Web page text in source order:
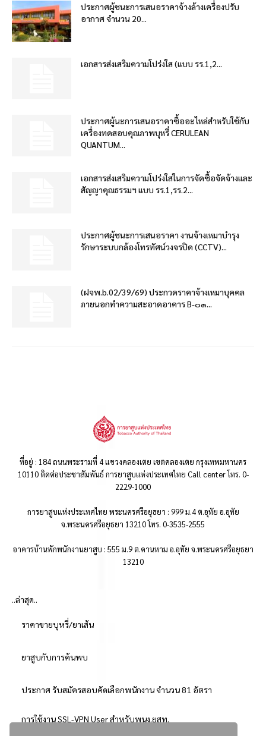
ประกาศผู้ชนะการเสนอราคาจ้างล้างเครื่องปรับ
อากาศ จำนวน 20...
เอกสารส่งเสริมความโปร่งใส (แบบ รร.1,2...
ประกาศผู้นะการเสนอราคาซื้ออะไหล่สำหรับใช้กับ
เครื่องทดสอบคุณภาพบุหรี่ CERULEAN
QUANTUM...
เอกสารส่งเสริมความโปร่งใสในการจัดซื้อจัดจ้างและ
สัญญาคุณธรรมฯ แบบ รร.1,รร.2...
ประกาศผู้ชนะการเสนอราคา งานจ้างเหมาบำรุง
รักษาระบบกล้องโทรทัศน์วงจรปิด (CCTV)...
(ฝจพ.b.02/39/69) ประกวดราคาจ้างเหมาบุคคล
ภายนอกทำความสะอาดอาคาร B-๐๑...
ที่อยู่ : 184 ถนนพระรามที่ 4 แขวงคลองเตย เขตคลองเตย กรุงเทพมหานคร
10110 ติดต่อประชาสัมพันธ์ การยาสูบแห่งประเทศไทย Call center โทร. 0-
2229-1000
การยาสูบแห่งประเทศไทย พระนครศรีอยุธยา : 999 ม.4 ต.อุทัย อ.อุทัย
จ.พระนครศรีอยุธยา 13210 โทร. 0-3535-2555
อาคารบ้านพักพนักงานยาสูบ : 555 ม.9 ต.คานหาม อ.อุทัย จ.พระนครศรีอยุธยา
13210
..ล่าสุด..
ราคาขายบุหรี่/ยาเส้น
ยาสูบกับการค้นพบ
ประกาศ รับสมัครสอบคัดเลือกพนักงาน จำนวน 81 อัตรา
การใช้งาน SSL-VPN User สำหรับพนง.ยสท.